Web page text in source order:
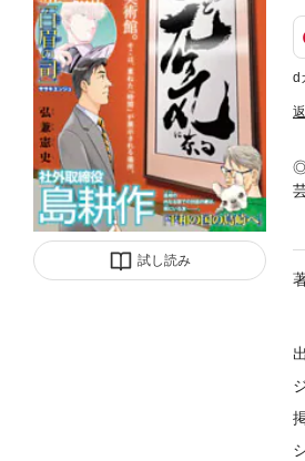
試し読み
d
◎